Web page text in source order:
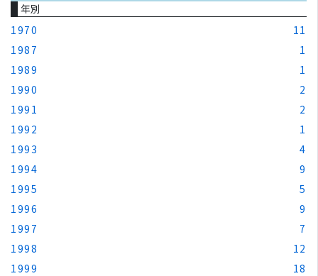
年別
1970
11
1987
1
1989
1
1990
2
1991
2
1992
1
1993
4
1994
9
1995
5
1996
9
1997
7
1998
12
1999
18